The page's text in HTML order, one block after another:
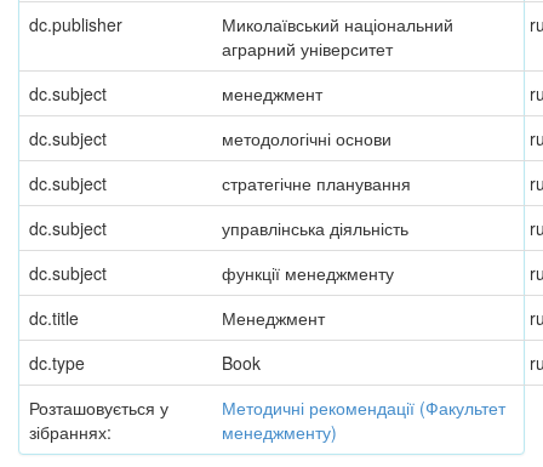
dc.publisher
Миколаївський національний
аграрний університет
dc.subject менеджмент
dc.subject
методологічні основи
dc.subject
стратегічне планування
dc.subject
управлінська діяльність
dc.subject
функції менеджменту
dc.title
Менеджмент
dc.type
Book
Розташовується у
зібраннях:
Методичні рекомендації (Факультет
менеджменту)